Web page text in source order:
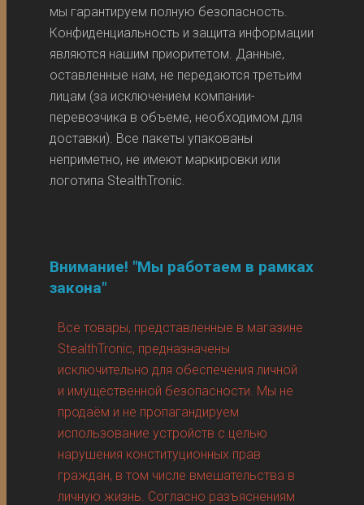
мы гарантируем полную безопасность.
Конфиденциальность и защита информации
являются нашим приоритетом. Данные,
оставленные нам, не передаются третьим
лицам (за исключением компании-
перевозчика в объеме, необходимом для
доставки). Все пакеты упакованы
неприметно, не имеют маркировки или
логотипа StealthTronic.
Внимание! "Мы работаем в рамках
закона"
Все товары, представленные в магазине
StealthTronic, предназначены
исключительно для обеспечения личной
и имущественной безопасности. Мы не
продаём и не пропагандируем
использование устройств с целью
нарушения конституционных прав
граждан, в том числе вмешательства в
личную жизнь. Согласно разъяснениям